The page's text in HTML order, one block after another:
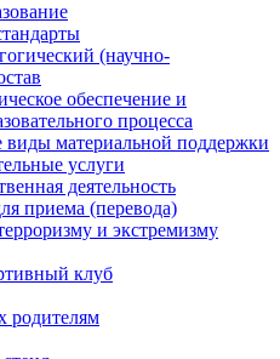
(научно-
обеспечение и
процесса
материальной поддержки
услуги
деятельность
приема (перевода)
и экстремизму
клуб
родителям